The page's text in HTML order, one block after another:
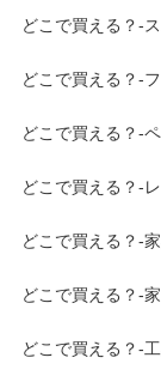
どこで買える？-
どこで買える？-
どこで買える？-
どこで買える？-
どこで買える？-
どこで買える？-
どこで買える？-